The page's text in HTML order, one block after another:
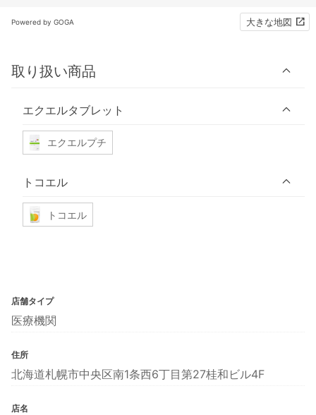
Powered by GOGA 大きな地図
取り扱い商品
エクエルタブレット
エクエルプチ
トコエル
トコエル
店舗タイプ
医療機関
住所
北海道札幌市中央区南1条西6丁目第27桂和ビル4F
店名